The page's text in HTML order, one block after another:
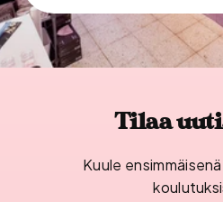
Tilaa
Kuule